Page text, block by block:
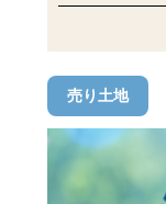
売り土地